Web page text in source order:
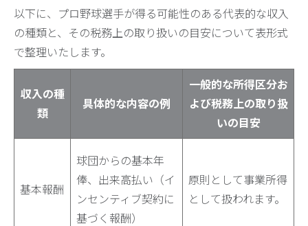
以下に、プロ野球選手が得る可能性のある代表的な収入
の種類と、その税務上の取り扱いの目安について表形式
で整理いたします。
収入の種
類
具体的な内容の例
一般的な所得区分お
よび税務上の取り扱
いの目安
基本報酬
球団からの基本年
俸、出来高払い（イ
ンセンティブ契約に
基づく報酬）
原則として事業所得
として扱われます。